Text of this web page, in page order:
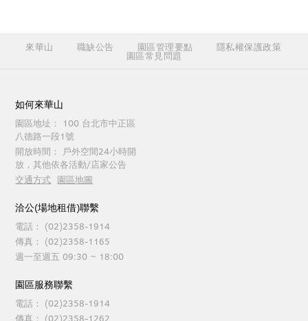
來華山 職缺公告 園區管理要點 隱私權保護政策
園區常見問題
如何來華山
園區地址：
100 台北市中正區
八德路一段1號
開放時間：
戶外空間24小時開
放，其他依各活動/店家公告
交通方式 園區地圖
洽公(場地租借)聯繫
電話：
(02)2358-1914
傳真：
(02)2358-1165
週一至週五 09:30 ~ 18:00
園區服務聯繫
電話：
(02)2358-1914
傳真：
(02)2358-1262